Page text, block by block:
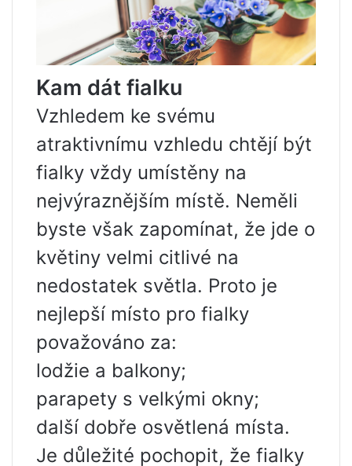
Kam dát fialku
Vzhledem ke svému
atraktivnímu vzhledu chtějí být
fialky vždy umístěny na
nejvýraznějším místě. Neměli
byste však zapomínat, že jde o
květiny velmi citlivé na
nedostatek světla. Proto je
nejlepší místo pro fialky
považováno za:
lodžie a balkony;
parapety s velkými okny;
další dobře osvětlená místa.
Je důležité pochopit, že fialky